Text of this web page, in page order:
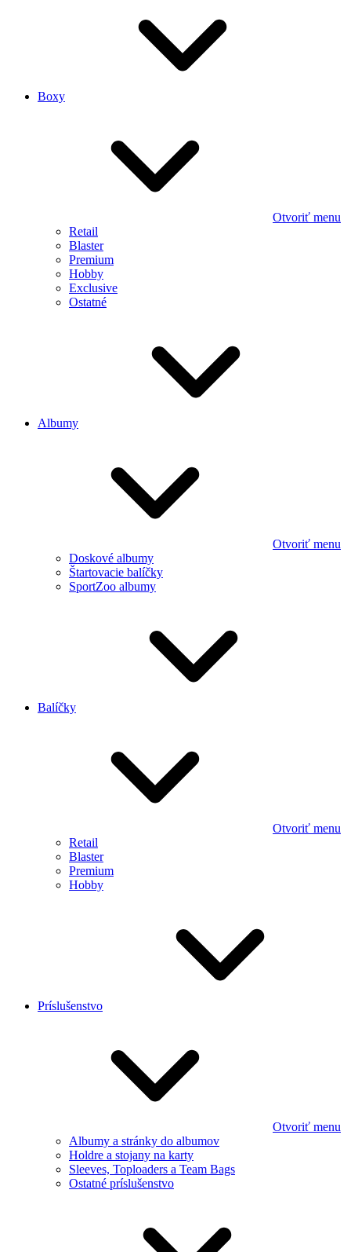
Boxy
Otvoriť menu
Retail
Blaster
Premium
Hobby
Exclusive
Ostatné
Albumy
Otvoriť menu
Doskové albumy
Štartovacie balíčky
SportZoo albumy
Balíčky
Otvoriť menu
Retail
Blaster
Premium
Hobby
Príslušenstvo
Otvoriť menu
Albumy a stránky do albumov
Holdre a stojany na karty
Sleeves, Toploaders a Team Bags
Ostatné príslušenstvo